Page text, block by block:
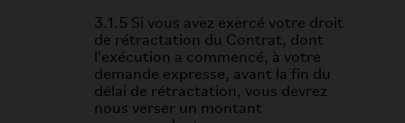
3.1.5 Si vous avez exercé votre droit
de rétractation du Contrat, dont
l'exécution a commencé, à votre
demande expresse, avant la fin du
délai de rétractation, vous devrez
nous verser un montant